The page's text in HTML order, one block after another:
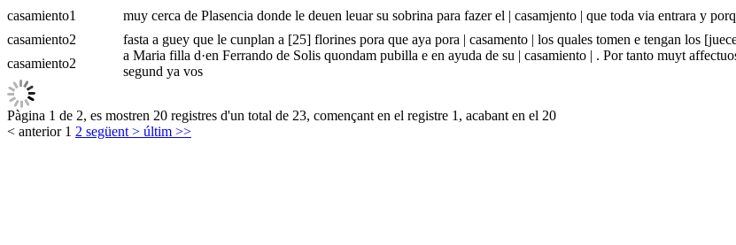
casamiento1 muy cerca de Plasencia donde le deuen leuar su sobrina para fazer el | casamjento | que toda via entrara y
casamiento2 fasta a guey que le cunplan a [25] florines pora que aya pora | casamento | los quales tomen e tengan los
casamiento2
a Maria filla d·en Ferrando de Solis quondam pubilla e en ayuda de su | casamiento | . Por tanto muyt
segund ya vos
Pàgina 1 de 2, es mostren 20 registres d'un total de 23, començant en el registre 1, acabant en el 20
< anterior 1 2 següent > últim >>